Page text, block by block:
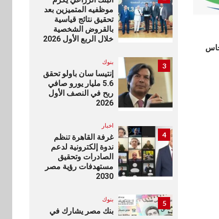
موظفيه المتميزين بعد
تحقيق نتائج قياسية
بالقروض الشخصية
خلال الربع الأول 2026
3 بنوك
إنتيسا سان باولو تحقق
5.6 مليار يورو صافي
ربح في النصف الأول
2026
4
اخبار
غرفة القاهرة تنظم
ندوة إلكترونية لدعم
الصادرات وتحقيق
مستهدفات رؤية مصر
2030
5 بنوك
بنك مصر يشارك في